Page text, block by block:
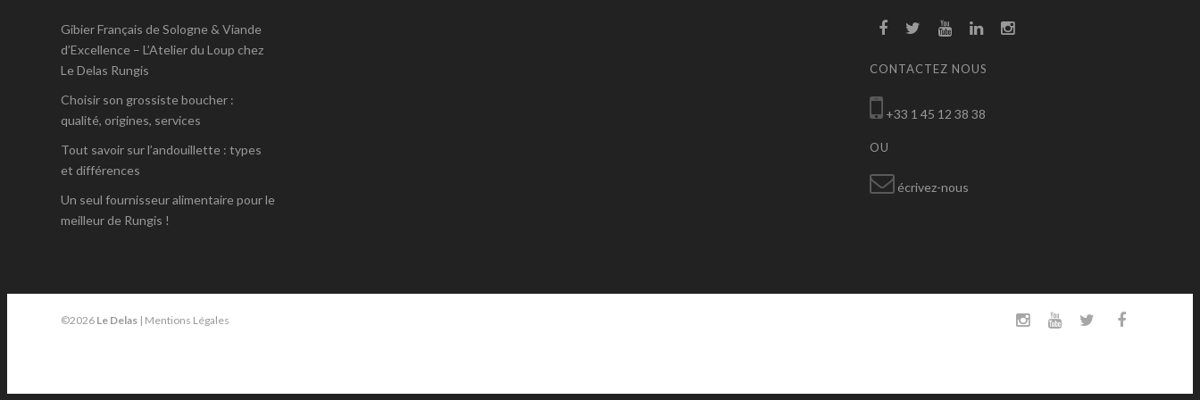
Gibier Français de Sologne & Viande
d’Excellence – L’Atelier du Loup chez
Le Delas Rungis
Choisir son grossiste boucher :
qualité, origines, services
Tout savoir sur l’andouillette : types
et différences
Un seul fournisseur alimentaire pour le
meilleur de Rungis !
CONTACTEZ NOUS
+33 1 45 12 38 38
OU
écrivez-nous
©2026 Le Delas | Mentions Légales